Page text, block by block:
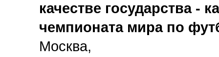
качестве государства -
чемпионата мира по
Москва,